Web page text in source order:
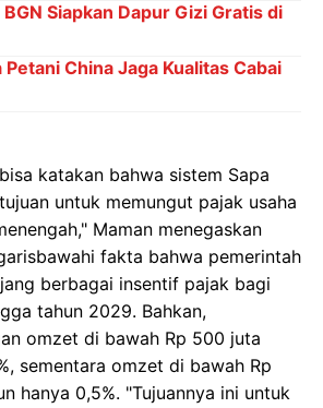
Siapkan Dapur Gizi Gratis di
China Jaga Kualitas Cabai
katakan bahwa sistem Sapa
untuk memungut pajak usaha
Maman menegaskan
fakta bahwa pemerintah
berbagai insentif pajak bagi
tahun 2029. Bahkan,
omzet di bawah Rp 500 juta
sementara omzet di bawah Rp
hanya 0,5%. "Tujuannya ini untuk